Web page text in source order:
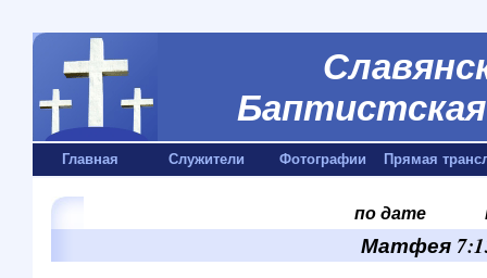
Главная Служители Фотографии Прямая
по дате
Матфея